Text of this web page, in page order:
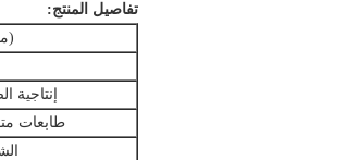
تفاصيل المنتج:
إنتاجية
طابعات